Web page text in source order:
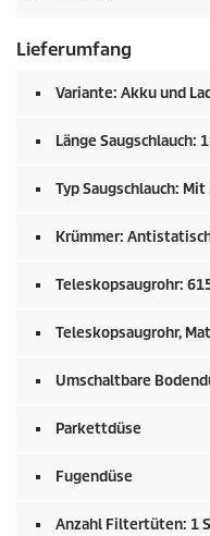
Lieferumfang
Variante: Akku und
Länge Saugschlauch:
Typ Saugschlauch:
Krümmer:
Teleskopsaugrohr:
Teleskopsaugrohr,
Umschaltbare
Parkettdüse
Fugendüse
Anzahl Filtertüten: 1